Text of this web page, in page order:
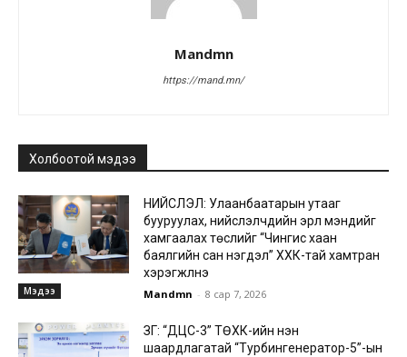
Mandmn
https://mand.mn/
Холбоотой мэдээ
Мэдээ
НИЙСЛЭЛ: Улаанбаатарын утааг
бууруулах, нийслэлчүүдийн эрүүл мэндийг
хамгаалах төслийг “Чингис хаан
баялгийн сан нэгдэл” ХХК-тай хамтран
хэрэгжүүлнэ
Mandmn - 8 сар 7, 2026
ЗГ: “ДЦС-3” ТӨХК-ийн нэн
шаардлагатай “Турбингенератор-5”-ын